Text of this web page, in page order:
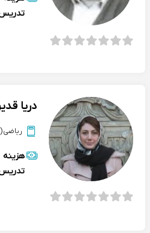
دریا
ریاضی(
هزینه